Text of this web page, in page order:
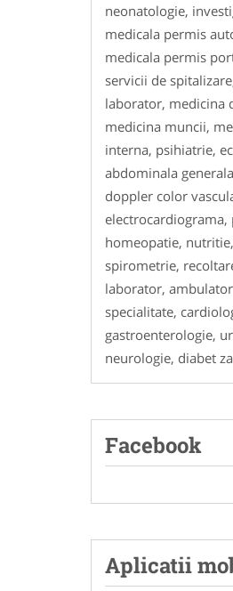
neonatologie,
medicala permis
medicala permis
servicii de
laborator, medicina
medicina muncii,
interna, psihiatrie,
abdominala
doppler color
electrocardiograma,
homeopatie, nutritie,
spirometrie,
laborator,
specialitate,
gastroenterologie,
neurologie, diabet
Facebook
Aplicatii